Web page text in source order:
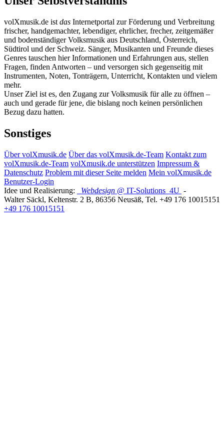
volXmusik.de ist das Internetportal zur Förderung und Verbreitung
frischer, handgemachter, lebendiger, ehrlicher, frecher, zeitgemäßer
und bodenständiger Volksmusik aus Deutschland, Österreich,
Südtirol und der Schweiz. Sänger, Musikanten und Freunde dieses
Genres tauschen hier Informationen und Erfahrungen aus, stellen
Fragen, finden Antworten – und versorgen sich gegenseitig mit
Instrumenten, Noten, Tonträgern, Unterricht, Kontakten und vielem
mehr.
Unser Ziel ist es, den Zugang zur Volksmusik für alle zu öffnen –
auch und gerade für jene, die bislang noch keinen persönlichen
Bezug dazu hatten.
Sonstiges
Über volXmusik.de Über das volXmusik.de-Team Kontakt zum
volXmusik.de-Team volXmusik.de unterstützen Impressum &
Datenschutz Problem mit dieser Seite melden Mein volXmusik.de
Benutzer-Login
Idee und Realisierung:
Webdesign @ IT-Solutions 4U -
Walter Säckl, Keltenstr. 2 B, 86356 Neusäß, Tel. +49 176 10015151
+49 176 10015151